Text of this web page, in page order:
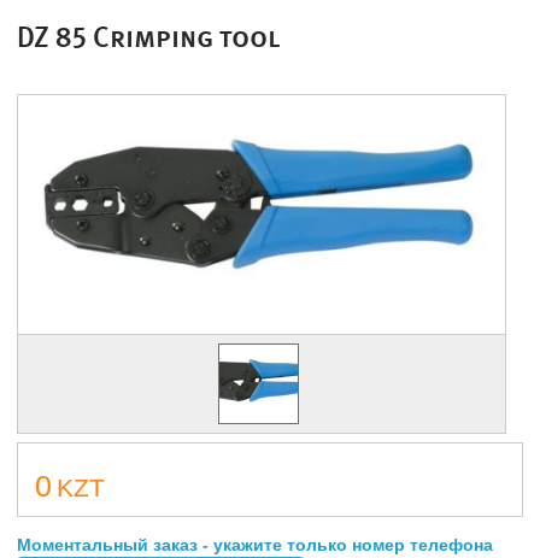
DZ 85 Crimping tool
0 KZT
Моментальный заказ - укажите только номер телефона